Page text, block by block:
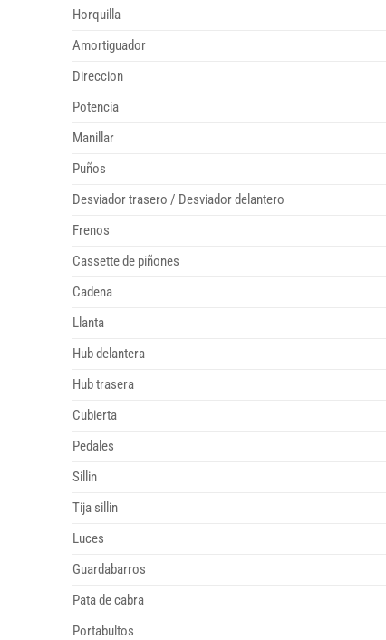
Horquilla
Amortiguador
Direccion
Potencia
Manillar
Puños
Desviador trasero / Desviador delantero
Frenos
Cassette de piñones
Cadena
Llanta
Hub delantera
Hub trasera
Cubierta
Pedales
Sillin
Tija sillin
Luces
Guardabarros
Pata de cabra
Portabultos